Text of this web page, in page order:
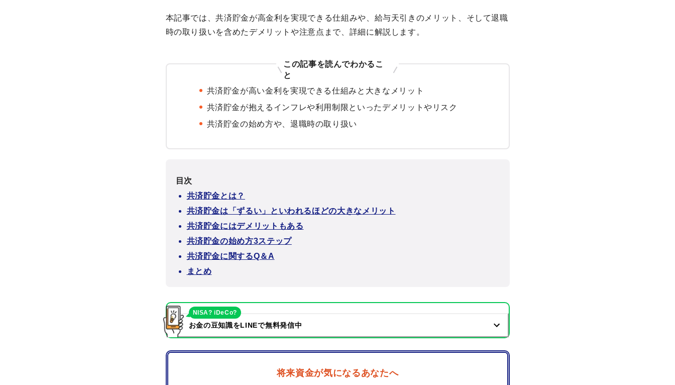
本記事では、共済貯金が高金利を実現できる仕組みや、給与天引きのメリット、そして退職
時の取り扱いを含めたデメリットや注意点まで、詳細に解説します。
この記事を読んでわかるこ
と
共済貯金が高い金利を実現できる仕組みと大きなメリット
共済貯金が抱えるインフレや利用制限といったデメリットやリスク
共済貯金の始め方や、退職時の取り扱い
目次
共済貯金とは？
共済貯金は「ずるい」といわれるほどの大きなメリット
共済貯金にはデメリットもある
共済貯金の始め方3ステップ
共済貯金に関するQ＆A
まとめ
お金の豆知識をLINEで無料発信中
NISA? iDeCo?
将来資金が気になるあなたへ